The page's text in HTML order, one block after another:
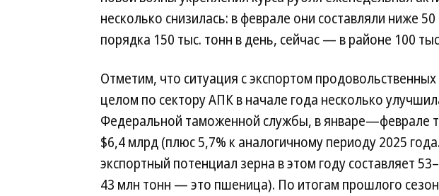
несколько снизилась: в феврале они составляли ниже
порядка 150 тыс. тонн в день, сейчас — в районе 100
Отметим, что ситуация с экспортом
целом по сектору АПК в начале года несколько
Федеральной таможенной службы, в январе—феврале
$6,4 млрд (плюс 5,7% к аналогичному периоду 2025
экспортный потенциал зерна в этом году составляет
43 млн тонн — это пшеница). По итогам прошлого